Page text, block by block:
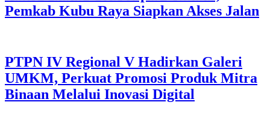
Pemkab Kubu Raya Siapkan Akses Jalan
PTPN IV Regional V Hadirkan Galeri
UMKM, Perkuat Promosi Produk Mitra
Binaan Melalui Inovasi Digital